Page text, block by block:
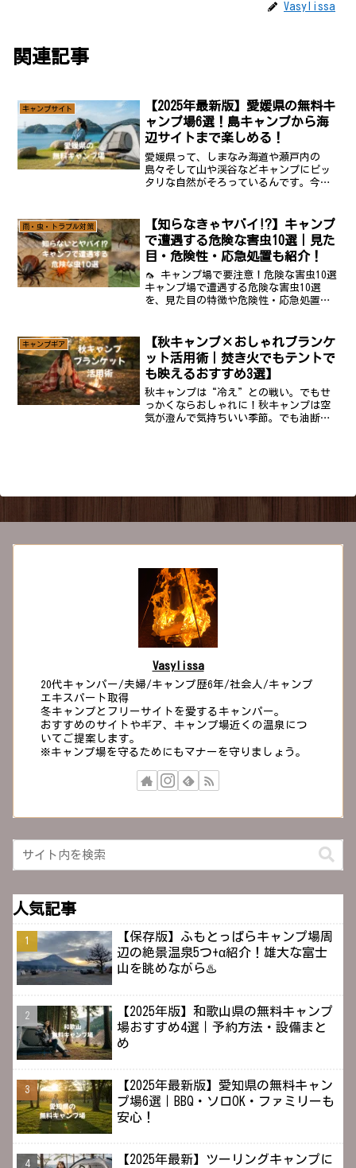
Vasylissa
関連記事
キャンプサイト
【2025年最新版】愛媛県の無料キ
ャンプ場6選！島キャンプから海
辺サイトまで楽しめる！
愛媛県って、しまなみ海道や瀬戸内の
島々そして山や渓谷などキャンプにピッ
タリな自然がそろっているんです。今回
サイトまで、バラエティ豊かなスポット
をまとめました！見近島自...
雨・虫・トラブル対策
【知らなきゃヤバイ⁉】キャンプ
で遭遇する危険な害虫10選｜見た
目・危険性・応急処置も紹介！
🦟 キャンプ場で要注意！危険な害虫10選
キャンプ場で遭遇する危険な害虫10選
を、見た目の特徴や危険性・応急処置・
虫）見た目：黒×オレンジの細長い体。
アリのように小さい（...
キャンプギア
【秋キャンプ×おしゃれブランケ
ット活用術｜焚き火でもテントで
も映えるおすすめ3選】
秋キャンプは“冷え”との戦い。でもせ
っかくならおしゃれに！秋キャンプは空
気が澄んで気持ちいい季節。でも油断す
Vasylissa
20代キャンパー/夫婦/キャンプ歴6年/社会人/キャンプ
エキスパート取得
冬キャンプとフリーサイトを愛するキャンパー。
おすすめのサイトやギア、キャンプ場近くの温泉につ
いてご提案します。
※キャンプ場を守るためにもマナーを守りましょう。
人気記事
【保存版】ふもとっぱらキャンプ場周
辺の絶景温泉5つ+α紹介！雄大な富士
山を眺めながら♨️
【2025年版】和歌山県の無料キャンプ
場おすすめ4選｜予約方法・設備まと
め
【2025年最新版】愛知県の無料キャン
プ場6選｜BBQ・ソロOK・ファミリーも
安心！
【2025年最新】ツーリングキャンプに